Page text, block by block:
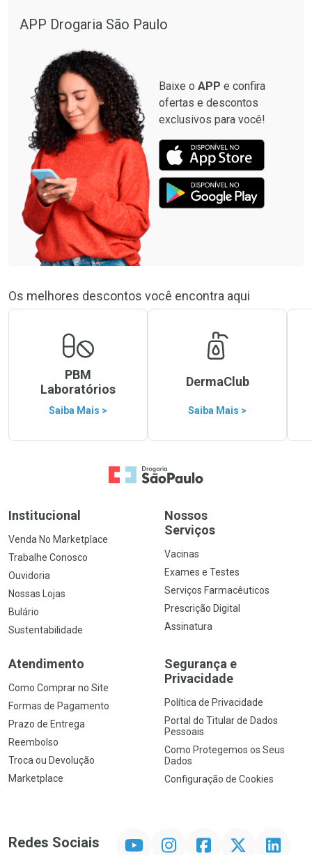
APP Drogaria São Paulo
Baixe o APP e confira
ofertas e descontos
exclusivos para você!
Os melhores descontos você encontra aqui
PBM
Laboratórios
Saiba Mais >
DermaClub
Saiba Mais >
Ir para a Home
Institucional
Venda No Marketplace
Trabalhe Conosco
Ouvidoria
Nossas Lojas
Bulário
Sustentabilidade
Nossos
Serviços
Vacinas
Exames e Testes
Serviços Farmacêuticos
Prescrição Digital
Assinatura
Atendimento
Como Comprar no Site
Formas de Pagamento
Prazo de Entrega
Reembolso
Troca ou Devolução
Marketplace
Segurança e
Privacidade
Política de Privacidade
Portal do Titular de Dados
Pessoais
Como Protegemos os Seus
Dados
Configuração de Cookies
Redes Sociais InstagramFacebookTwitter Linkedin